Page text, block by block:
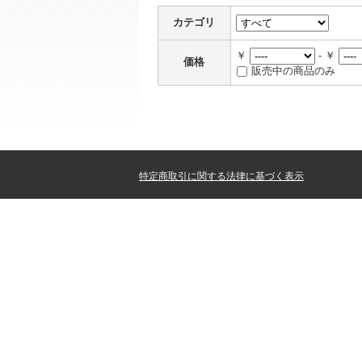
カテゴリ
価格
￥
- ￥
販売中の商品のみ
特定商取引に関する法律に基づく表示